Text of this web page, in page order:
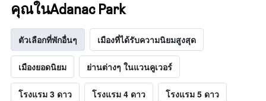
คุณในAdanac Park
ตัวเลือกที่พักอื่นๆ เมืองที่ได้รับความนิยมสูงสุด
เมืองยอดนิยม ย่านต่างๆ ในแวนคูเวอร์
โรงแรม 3 ดาว โรงแรม 4 ดาว โรงแรม 5 ดาว